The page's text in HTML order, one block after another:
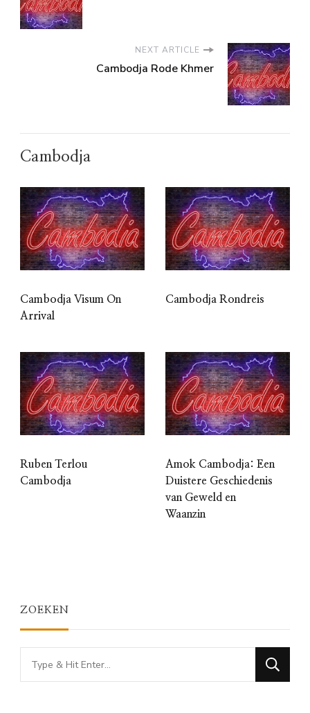
NEXT ARTICLE
Cambodja Rode Khmer
Cambodja
Cambodja Visum On
Arrival
Cambodja Rondreis
Ruben Terlou
Cambodja
Amok Cambodja: Een
Duistere Geschiedenis
van Geweld en
Waanzin
ZOEKEN
Looking
for